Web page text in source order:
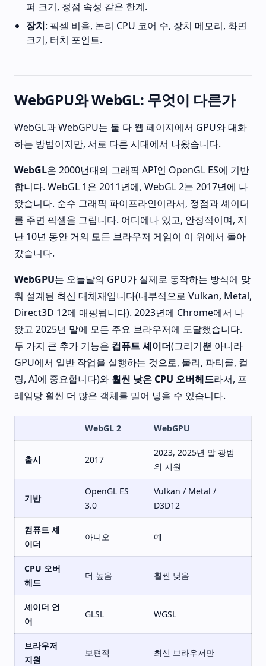
퍼 크기, 정점 속성 같은 한계.
장치: 픽셀 비율, 논리 CPU 코어 수, 장치 메모리, 화면
크기, 터치 포인트.
WebGPU와 WebGL: 무엇이 다른가
WebGL과 WebGPU는 둘 다 웹 페이지에서 GPU와 대화
하는 방법이지만, 서로 다른 시대에서 나왔습니다.
WebGL은 2000년대의 그래픽 API인 OpenGL ES에 기반
합니다. WebGL 1은 2011년에, WebGL 2는 2017년에 나
왔습니다. 순수 그래픽 파이프라인이라서, 정점과 셰이더
를 주면 픽셀을 그립니다. 어디에나 있고, 안정적이며, 지
난 10년 동안 거의 모든 브라우저 게임이 이 위에서 돌아
갔습니다.
WebGPU는 오늘날의 GPU가 실제로 동작하는 방식에 맞
춰 설계된 최신 대체재입니다(내부적으로 Vulkan, Metal,
Direct3D 12에 매핑됩니다). 2023년에 Chrome에서 나
왔고 2025년 말에 모든 주요 브라우저에 도달했습니다.
두 가지 큰 추가 기능은 컴퓨트 셰이더(그리기뿐 아니라
GPU에서 일반 작업을 실행하는 것으로, 물리, 파티클, 컬
링, AI에 중요합니다)와 훨씬 낮은 CPU 오버헤드라서, 프
레임당 훨씬 더 많은 객체를 밀어 넣을 수 있습니다.
WebGL 2 WebGPU
출시 2017
2023, 2025년 말 광범
위 지원
기반
OpenGL ES
3.0
Vulkan / Metal /
D3D12
컴퓨트 셰
이더
아니오 예
CPU 오버
헤드
더 높음 훨씬 낮음
셰이더 언
어
GLSL WGSL
브라우저
지원
보편적 최신 브라우저만